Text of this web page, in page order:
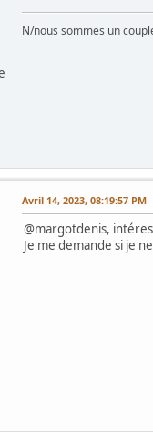
N/nous sommes un
Avril 14, 2023, 08:19:57 PM
@margotdenis,
Je me demande si je